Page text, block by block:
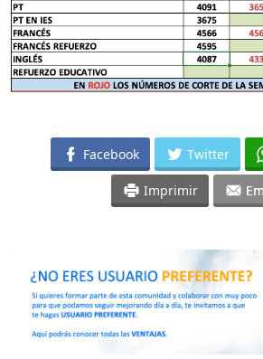
Facebook Twitter
Imprimir